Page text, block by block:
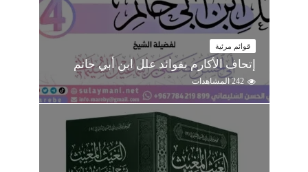
قوائم مرئية
إتحاف الأكارم بفوائد علل ابن أبي حاتم
242 المشاهدات